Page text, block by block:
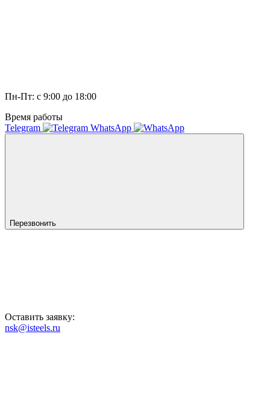
Пн-Пт: с 9:00 до 18:00
Время работы
Telegram
WhatsApp
Перезвонить
Оставить заявку:
nsk@isteels.ru